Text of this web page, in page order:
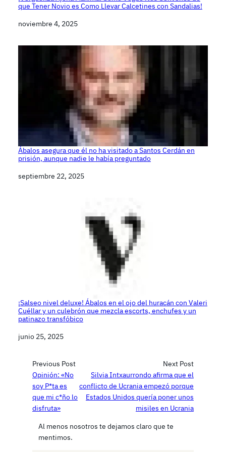
que Tener Novio es Como Llevar Calcetines con Sandalias!
Fecha
noviembre 4, 2025
Ábalos asegura que él no ha visitado a Santos Cerdán en
prisión, aunque nadie le había preguntado
Fecha
septiembre 22, 2025
¡Salseo nivel deluxe! Ábalos en el ojo del huracán con Valeri
Cuéllar y un culebrón que mezcla escorts, enchufes y un
patinazo transfóbico
Fecha
junio 25, 2025
Previous Post
Opinión: «No
soy P*ta es
que mi c*ño lo
disfruta»
Next Post
Silvia Intxaurrondo afirma que el
conflicto de Ucrania empezó porque
Estados Unidos quería poner unos
misiles en Ucrania
Al menos nosotros te dejamos claro que te
mentimos.